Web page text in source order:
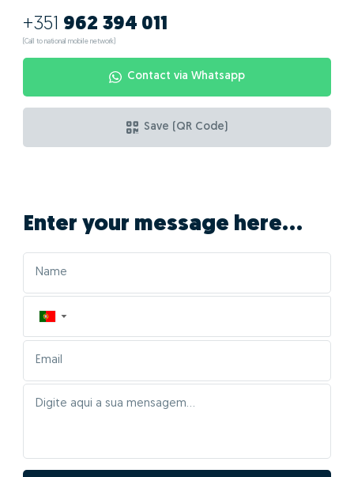
+351 962 394 011
(Call to national mobile network)
Contact via Whatsapp
Save (QR Code)
Enter your message here...
▼